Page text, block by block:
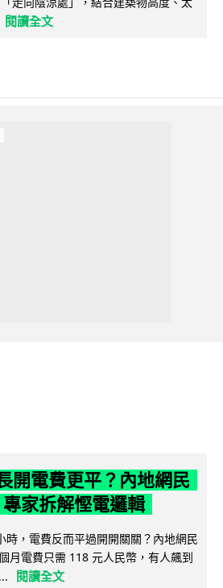
閱讀全文
開電費更平？內地網民
家拆解慳電邏輯
時，電費反而平過開開關關？內地網民
月電費只需 118 元人民幣，有人飆到
閱讀全文